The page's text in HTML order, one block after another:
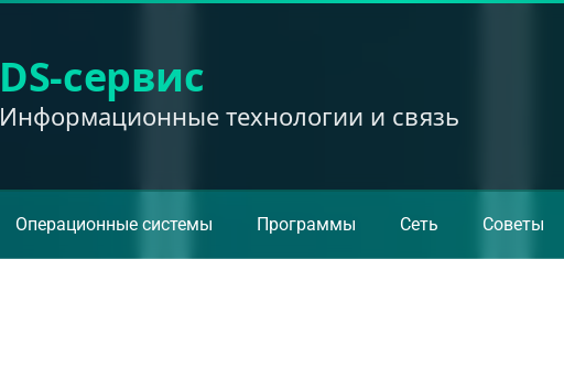
DS-сервис
Информационные технологии и связь
Операционные системы Программы Сеть Советы